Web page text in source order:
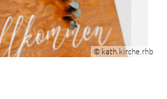
© kath.kirche.rhb